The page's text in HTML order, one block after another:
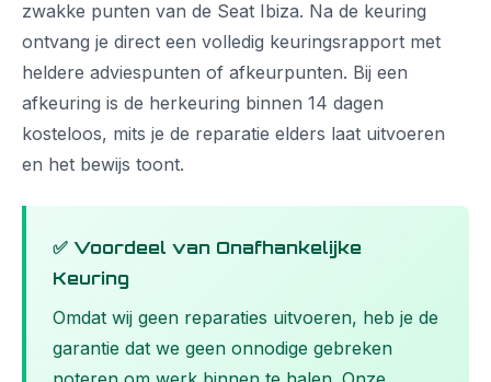
zwakke punten van de Seat Ibiza. Na de keuring
ontvang je direct een volledig keuringsrapport met
heldere adviespunten of afkeurpunten. Bij een
afkeuring is de herkeuring binnen 14 dagen
kosteloos, mits je de reparatie elders laat uitvoeren
en het bewijs toont.
✅ Voordeel van Onafhankelijke
Keuring
Omdat wij geen reparaties uitvoeren, heb je de
garantie dat we geen onnodige gebreken